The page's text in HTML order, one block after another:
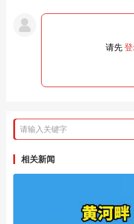
请先
相关新闻